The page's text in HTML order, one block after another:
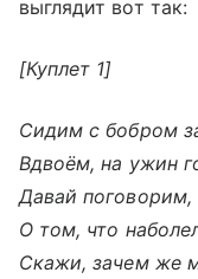
выглядит вот так:
[Куплет 1]
Сидим с бобром
Вдвоём, на ужин
Давай поговорим,
О том, что
Скажи, зачем же